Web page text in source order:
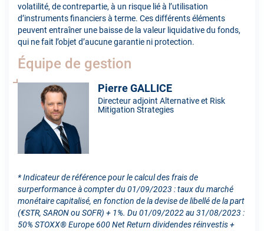
volatilité, de contrepartie, à un risque lié à l’utilisation
d’instruments financiers à terme. Ces différents éléments
peuvent entraîner une baisse de la valeur liquidative du fonds,
qui ne fait l’objet d’aucune garantie ni protection.
Équipe de gestion
Pierre GALLICE
Directeur adjoint Alternative et Risk
Mitigation Strategies
* Indicateur de référence pour le calcul des frais de
surperformance à compter du 01/09/2023 : taux du marché
monétaire capitalisé, en fonction de la devise de libellé de la part
(€STR, SARON ou SOFR) + 1%. Du 01/09/2022 au 31/08/2023 :
50% STOXX® Europe 600 Net Return dividendes réinvestis +